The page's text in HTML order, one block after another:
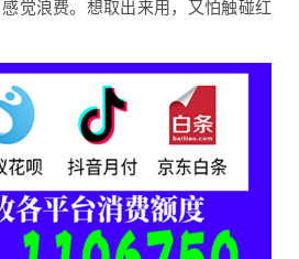
觉浪费。想取出来用，又怕触碰红